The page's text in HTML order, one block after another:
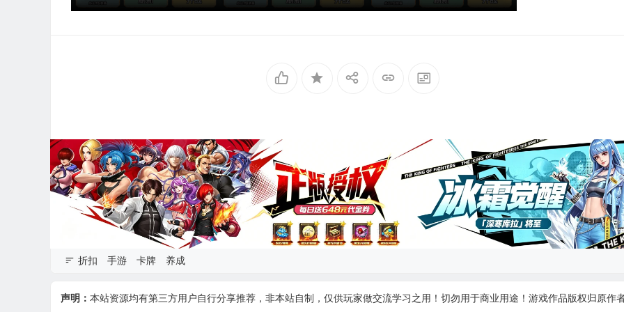
折扣 手游 卡牌 养成
声明： 本站资源均有第三方用户自行分享推荐，非本站自制，仅供玩家做交流学习之用！切勿用于商业用途！游戏作品版权归原作